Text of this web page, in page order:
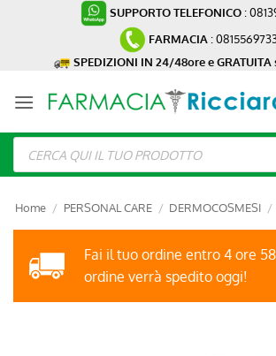
SUPPORTO TELEFONICO :
FARMACIA :
SPEDIZIONI IN 24/48ore e
Ricerca
prodotti
Home / PERSONAL CARE / DERMOCOSMESI /
Fai il tuo ordine entro 4 ore
ordine verrà spedito oggi!